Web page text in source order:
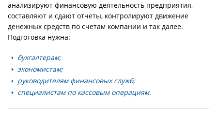
анализируют финансовую деятельность предприятия,
составляют и сдают отчеты, контролируют движение
денежных средств по счетам компании и так далее.
Подготовка нужна:
бухгалтерам;
экономистам;
руководителям финансовых служб;
специалистам по кассовым операциям.